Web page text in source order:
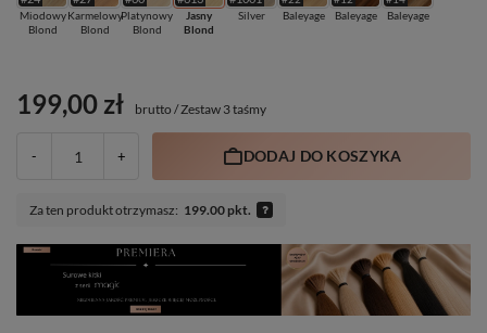
Miodowy
Blond
Karmelowy
Blond
Platynowy
Blond
Jasny
Blond
Silver
Baleyage
Baleyage
Baleyage
199,00 zł brutto /Zestaw 3 taśmy
- + DODAJ DO KOSZYKA
Za ten produkt otrzymasz: 199.00 pkt.